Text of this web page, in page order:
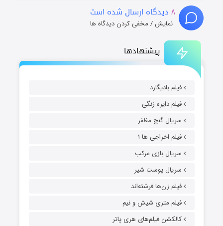
پیشنهادها
فیلم بادیگارد
فیلم دایره زنگی
سریال گنج مظفر
فیلم اخراجی ها ۱
سریال بازی مرکب
سریال پوست شیر
فیلم زن‌ها فرشته‌اند
فیلم متری شیش و نیم
کالکشن فیلم‌های هری پاتر
۸ دیدگاه ارسال شده است
نمایش / مخفی کردن دیدگاه ها